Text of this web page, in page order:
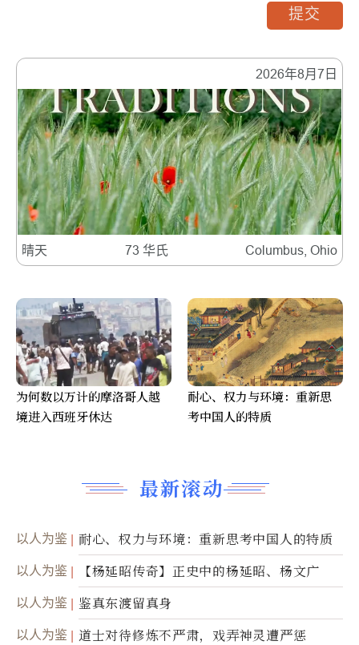
2026年8月7日
晴天 73 华氏 Columbus, Ohio
最新滚动
以人为鉴 耐心、权力与环境：重新思考中国人的特质
以人为鉴 【杨延昭传奇】正史中的杨延昭、杨文广
以人为鉴 鉴真东渡留真身
以人为鉴 道士对待修炼不严肃，戏弄神灵遭严惩
提交
为何数以万计的摩洛哥人越
境进入西班牙休达
耐心、权力与环境：重新思
考中国人的特质